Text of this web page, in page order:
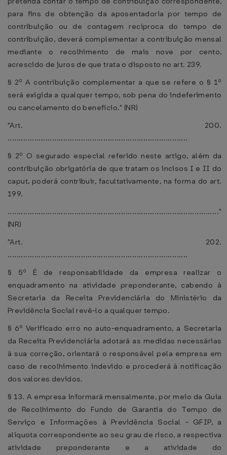
para fins de obtenção da aposentadoria por tempo de
contribuição ou de contagem recíproca do tempo de
contribuição, deverá complementar a contribuição mensal
mediante o recolhimento de mais nove por cento,
acrescido de juros de que trata o disposto no art. 239.
§ 2º A contribuição complementar a que se refere o § 1º
será exigida a qualquer tempo, sob pena do indeferimento
ou cancelamento do benefício." (NR)
"Art. 200.
.................................................................................
§ 2º O segurado especial referido neste artigo, além da
contribuição obrigatória de que tratam os incisos I e II do
caput, poderá contribuir, facultativamente, na forma do art.
199.
..............................................................................................."
(NR)
"Art. 202.
.................................................................................
§ 5º É de responsabilidade da empresa realizar o
enquadramento na atividade preponderante, cabendo à
Secretaria da Receita Previdenciária do Ministério da
Previdência Social revê-lo a qualquer tempo.
§ 6º Verificado erro no auto-enquadramento, a Secretaria
da Receita Previdenciária adotará as medidas necessárias
à sua correção, orientará o responsável pela empresa em
caso de recolhimento indevido e procederá à notificação
dos valores devidos.
§ 13. A empresa informará mensalmente, por meio da Guia
de Recolhimento do Fundo de Garantia do Tempo de
Serviço e Informações à Previdência Social - GFIP, a
alíquota correspondente ao seu grau de risco, a respectiva
atividade preponderante e a atividade do